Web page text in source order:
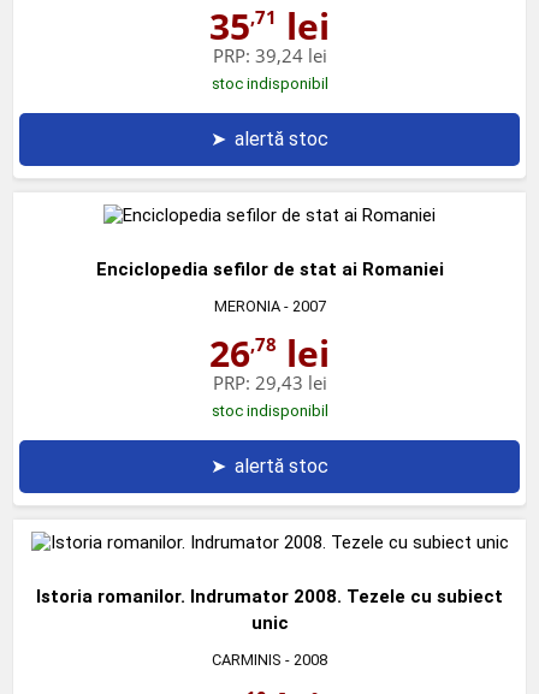
35,71 lei
PRP: 39,24 lei
stoc indisponibil
➤ alertă stoc
Enciclopedia sefilor de stat ai Romaniei
MERONIA- 2007
26,78 lei
PRP: 29,43 lei
stoc indisponibil
➤ alertă stoc
Istoria romanilor. Indrumator 2008. Tezele cu subiect
unic
CARMINIS - 2008